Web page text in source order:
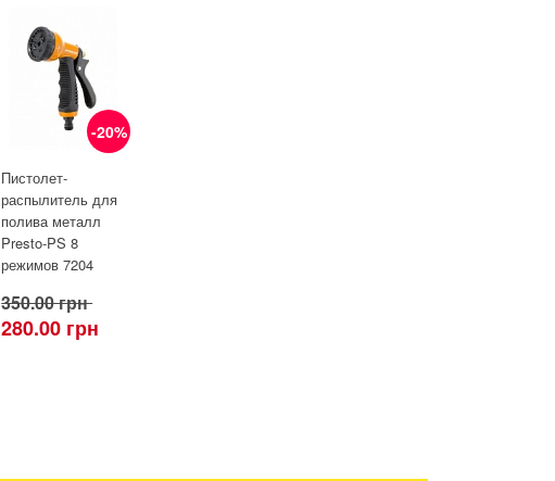
-20%
Пистолет-
распылитель для
полива металл
Presto-PS 8
режимов 7204
350.00 грн
280.00 грн